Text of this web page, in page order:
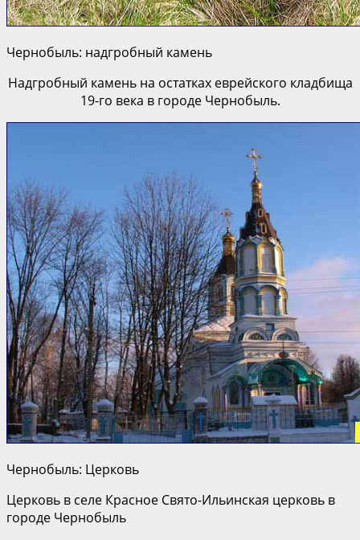
Чернобыль: надгробный камень
Надгробный камень на остатках еврейского кладбища
19-го века в городе Чернобыль.
Чернобыль: Церковь
Церковь в селе Красное Свято-Ильинская церковь в
городе Чернобыль